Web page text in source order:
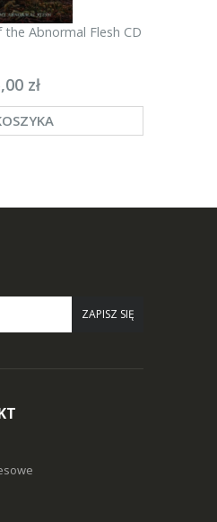
Abnormal Flesh CD
zł
ZAPISZ SIĘ